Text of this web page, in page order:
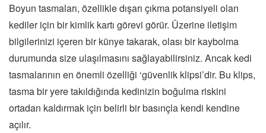
Boyun tasmaları, özellikle dışarı çıkma potansiyeli olan
kediler için bir kimlik kartı görevi görür. Üzerine iletişim
bilgilerinizi içeren bir künye takarak, olası bir kaybolma
durumunda size ulaşılmasını sağlayabilirsiniz. Ancak kedi
tasmalarının en önemli özelliği ‘güvenlik klipsi’dir. Bu klips,
tasma bir yere takıldığında kedinizin boğulma riskini
ortadan kaldırmak için belirli bir basınçla kendi kendine
açılır.